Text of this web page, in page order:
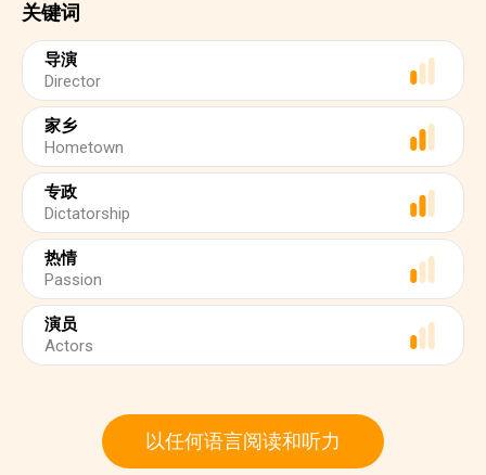
关键词
导演
Director
家乡
Hometown
专政
Dictatorship
热情
Passion
演员
Actors
以任何语言阅读和听力